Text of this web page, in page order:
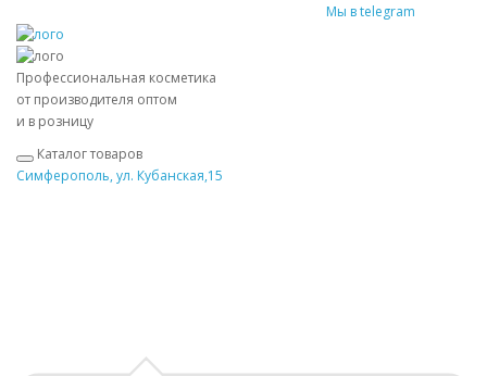
Мы в telegram
Профессиональная косметика
от производителя оптом
и в розницу
Каталог товаров
Симферополь, ул. Кубанская,15